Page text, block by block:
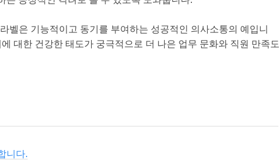
벨은 기능적이고 동기를 부여하는 성공적인 의사소통의 예입니
대한 건강한 태도가 궁극적으로 더 나은 업무 문화와 직원 만족도
니다.